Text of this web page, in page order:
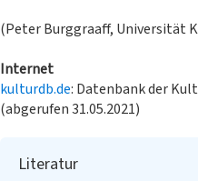
(Peter Burggraaff, Universität
Internet
kulturdb.de: Datenbank der
(abgerufen 31.05.2021)
Literatur